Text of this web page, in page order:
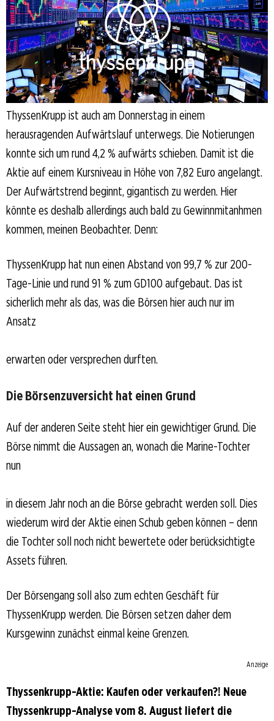
ThyssenKrupp ist auch am Donnerstag in einem
herausragenden Aufwärtslauf unterwegs. Die Notierungen
konnte sich um rund 4,2 % aufwärts schieben. Damit ist die
Aktie auf einem Kursniveau in Höhe von 7,82 Euro angelangt.
Der Aufwärtstrend beginnt, gigantisch zu werden. Hier
könnte es deshalb allerdings auch bald zu Gewinnmitanhmen
kommen, meinen Beobachter. Denn:
ThyssenKrupp hat nun einen Abstand von 99,7 % zur 200-
Tage-Linie und rund 91 % zum GD100 aufgebaut. Das ist
sicherlich mehr als das, was die Börsen hier auch nur im
Ansatz
erwarten oder versprechen durften.
Die Börsenzuversicht hat einen Grund
Auf der anderen Seite steht hier ein gewichtiger Grund. Die
Börse nimmt die Aussagen an, wonach die Marine-Tochter
nun
in diesem Jahr noch an die Börse gebracht werden soll. Dies
wiederum wird der Aktie einen Schub geben können – denn
die Tochter soll noch nicht bewertete oder berücksichtigte
Assets führen.
Der Börsengang soll also zum echten Geschäft für
ThyssenKrupp werden. Die Börsen setzen daher dem
Kursgewinn zunächst einmal keine Grenzen.
Anzeige
Thyssenkrupp-Aktie: Kaufen oder verkaufen?! Neue
Thyssenkrupp-Analyse vom 8. August liefert die